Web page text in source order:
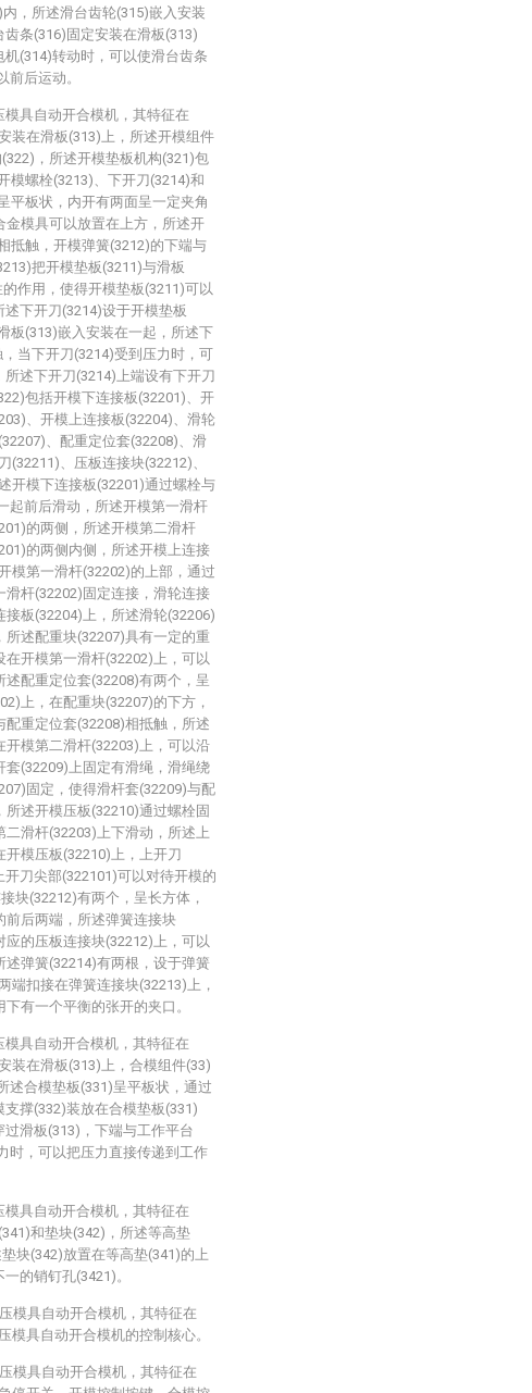
，所述滑台齿轮(315)嵌入安装
条(316)固定安装在滑板(313)
(314)转动时，可以使滑台齿条
后运动。
具自动开合模机，其特征在
装在滑板(313)上，所述开模组件
，所述开模垫板机构(321)包
模螺栓(3213)、下开刀(3214)和
平板状，内开有两面呈一定夹角
金模具可以放置在上方，所述开
抵触，开模弹簧(3212)的下端与
把开模垫板(3211)与滑板
作用，使得开模垫板(3211)可以
下开刀(3214)设于开模垫板
板(313)嵌入安装在一起，所述下
当下开刀(3214)受到压力时，可
述下开刀(3214)上端设有下开刀
包括开模下连接板(32201)、开
、开模上连接板(32204)、滑轮
、配重定位套(32208)、滑
(32211)、压板连接块(32212)、
开模下连接板(32201)通过螺栓与
起前后滑动，所述开模第一滑杆
的两侧，所述开模第二滑杆
的两侧内侧，所述开模上连接
模第一滑杆(32202)的上部，通过
杆(32202)固定连接，滑轮连接
板(32204)上，所述滑轮(32206)
述配重块(32207)具有一定的重
开模第一滑杆(32202)上，可以
配重定位套(32208)有两个，呈
上，在配重块(32207)的下方，
重定位套(32208)相抵触，所述
模第二滑杆(32203)上，可以沿
(32209)上固定有滑绳，滑绳绕
固定，使得滑杆套(32209)与配
述开模压板(32210)通过螺栓固
滑杆(32203)上下滑动，所述上
模压板(32210)上，上开刀
刀尖部(322101)可以对待开模的
块(32212)有两个，呈长方体，
前后两端，所述弹簧连接块
的压板连接块(32212)上，可以
弹簧(32214)有两根，设于弹簧
端扣接在弹簧连接块(32213)上，
有一个平衡的张开的夹口。
具自动开合模机，其特征在
装在滑板(313)上，合模组件(33)
述合模垫板(331)呈平板状，通过
撑(332)装放在合模垫板(331)
滑板(313)，下端与工作平台
时，可以把压力直接传递到工作
具自动开合模机，其特征在
和垫块(342)，所述等高垫
块(342)放置在等高垫(341)的上
的销钉孔(3421)。
模具自动开合模机，其特征在
模具自动开合模机的控制核心。
模具自动开合模机，其特征在